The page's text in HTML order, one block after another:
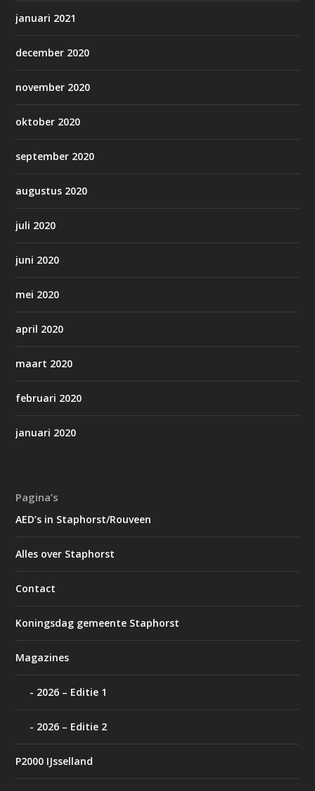
januari 2021
december 2020
november 2020
oktober 2020
september 2020
augustus 2020
juli 2020
juni 2020
mei 2020
april 2020
maart 2020
februari 2020
januari 2020
Pagina’s
AED’s in Staphorst/Rouveen
Alles over Staphorst
Contact
Koningsdag gemeente Staphorst
Magazines
2026 – Editie 1
2026 – Editie 2
P2000 IJsselland